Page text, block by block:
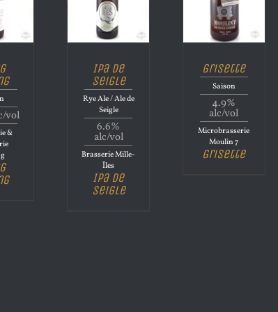
vol
&
Ipa de
Seigle
Rye Ale / Ale de
Seigle
6.6%
alc/vol
Brasserie Mille-
Îles
Ipa de
Seigle
Grisette
Saison
4.9%
alc/vol
Microbrasserie
Moulin 7
Grisette